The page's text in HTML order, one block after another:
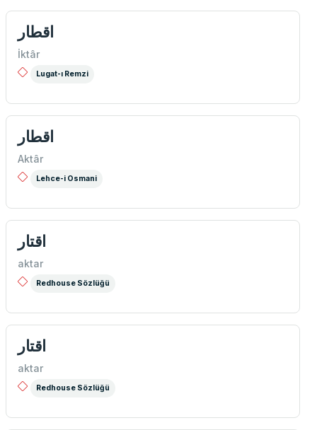
اقطار
İktâr
Lugat-ı Remzi
اقطار
Aktâr
Lehce-i Osmani
اقتار
aktar
Redhouse Sözlüğü
اقتار
aktar
Redhouse Sözlüğü